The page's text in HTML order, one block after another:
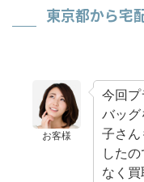
東京都から宅
お客様
今回プ
バッ
子さ
した
なく